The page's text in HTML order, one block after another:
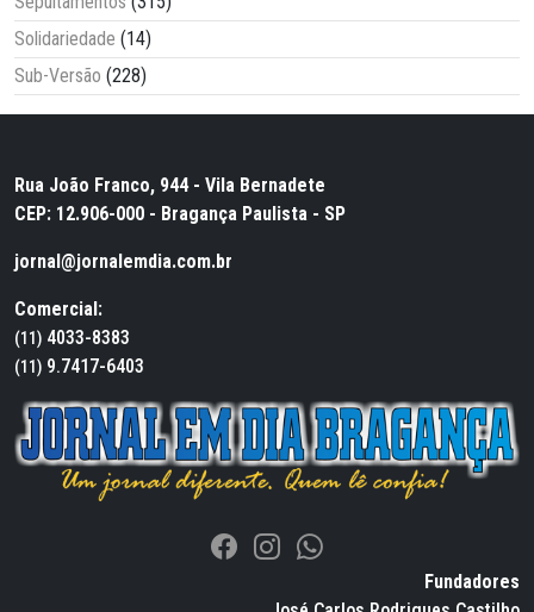
Solidariedade (14)
Sub-Versão (228)
Rua João Franco, 944 - Vila Bernadete
CEP: 12.906-000 - Bragança Paulista - SP
jornal@jornalemdia.com.br
Comercial:
(11) 4033-8383
(11) 9.7417-6403
Fundadores